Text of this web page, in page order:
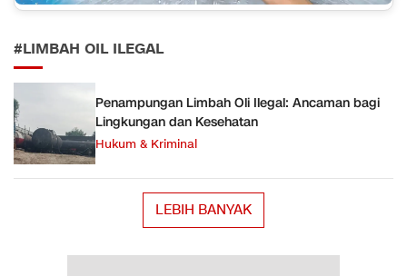
#LIMBAH OIL ILEGAL
Penampungan Limbah Oli Ilegal: Ancaman bagi
Lingkungan dan Kesehatan
Hukum & Kriminal
LEBIH BANYAK